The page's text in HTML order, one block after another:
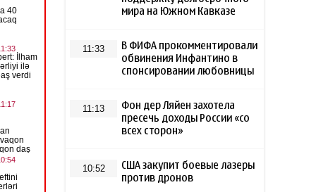
мира на Южном Кавказе
11:33
В ФИФА прокомментировали
обвинения Инфантино в
спонсировании любовницы
11:13
Фон дер Ляйен захотела
пресечь доходы России «со
всех сторон»
10:52
США закупит боевые лазеры
против дронов